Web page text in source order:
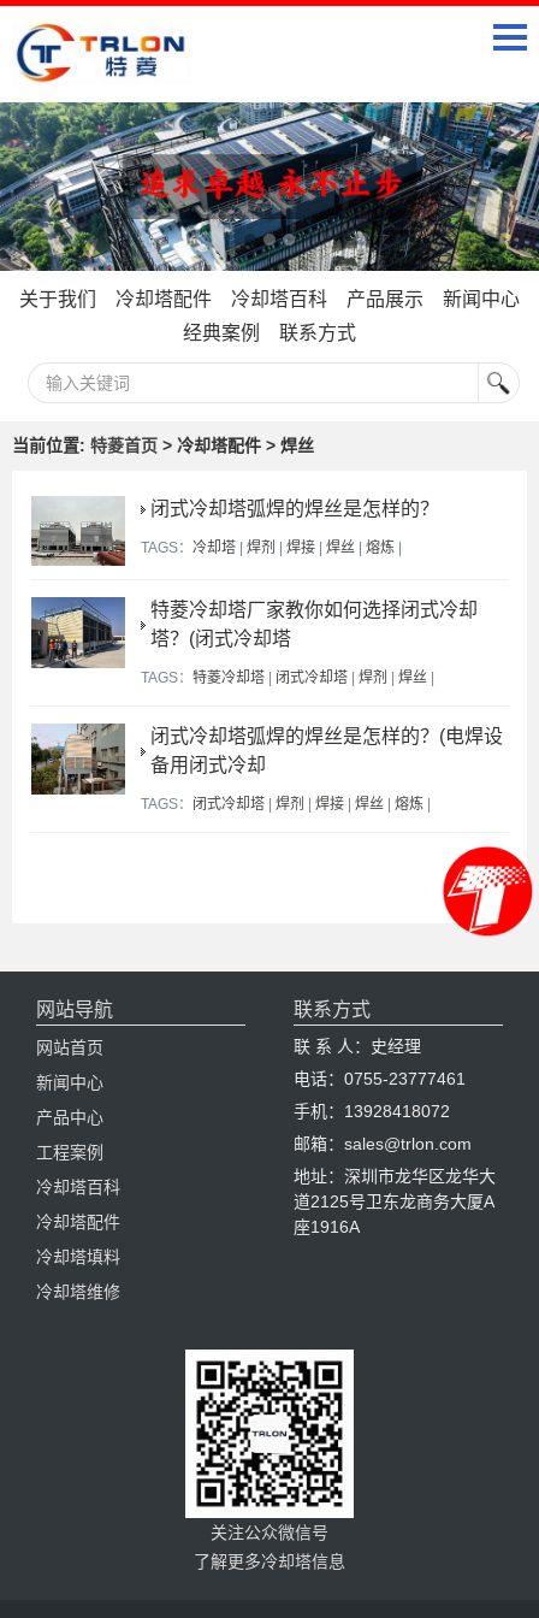
关于我们 冷却塔配件 冷却塔百科 产品展示
新闻中心
经典案例
联系方式
当前位置: 特菱首页 > 冷却塔配件 > 焊丝
闭式冷却塔弧焊的焊丝是怎样的？
TAGS： 冷却塔 | 焊剂 | 焊接 | 焊丝 | 熔炼 |
特菱冷却塔厂家教你如何选择闭式冷却
塔？(闭式冷却塔
TAGS： 特菱冷却塔 闭式冷却塔 焊剂 焊丝
闭式冷却塔弧焊的焊丝是怎样的？(电焊设
备用闭式冷却
TAGS： 闭式冷却塔 焊剂 焊接 焊丝 熔炼
网站导航
网站首页
新闻中心
产品中心
工程案例
冷却塔百科
冷却塔配件
冷却塔填料
冷却塔维修
联系方式
联 系 人：史经理
电话：0755-23777461
手机：13928418072
邮箱：sales@trlon.com
地址：深圳市龙华区龙华大
道2125号卫东龙商务大厦A
座1916A
关注公众微信号
了解更多冷却塔信息